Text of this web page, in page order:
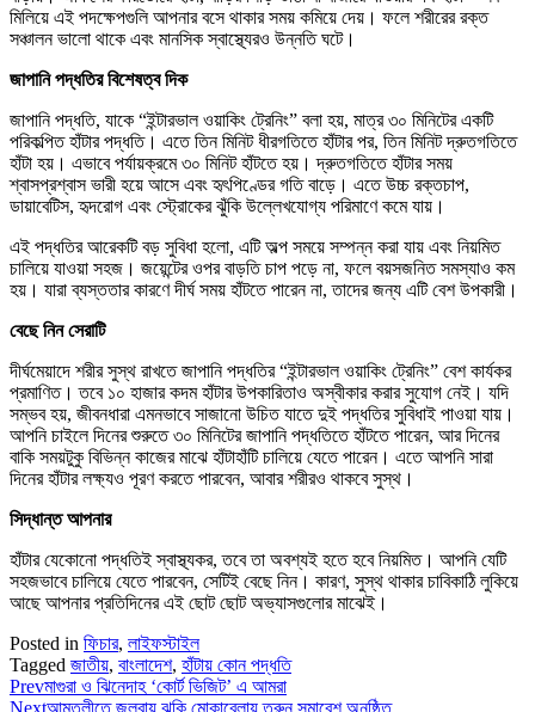
মিলিয়ে এই পদক্ষেপগুলি আপনার বসে থাকার সময় কমিয়ে দেয়। ফলে শরীরের রক্ত
সঞ্চালন ভালো থাকে এবং মানসিক স্বাস্থ্যেরও উন্নতি ঘটে।
জাপানি পদ্ধতির বিশেষত্ব দিক
জাপানি পদ্ধতি, যাকে “ইন্টারভাল ওয়াকিং ট্রেনিং” বলা হয়, মাত্র ৩০ মিনিটের একটি
পরিকল্পিত হাঁটার পদ্ধতি। এতে তিন মিনিট ধীরগতিতে হাঁটার পর, তিন মিনিট দ্রুতগতিতে
হাঁটা হয়। এভাবে পর্যায়ক্রমে ৩০ মিনিট হাঁটতে হয়। দ্রুতগতিতে হাঁটার সময়
শ্বাসপ্রশ্বাস ভারী হয়ে আসে এবং হৃৎপিণ্ডের গতি বাড়ে। এতে উচ্চ রক্তচাপ,
ডায়াবেটিস, হৃদরোগ এবং স্ট্রোকের ঝুঁকি উল্লেখযোগ্য পরিমাণে কমে যায়।
এই পদ্ধতির আরেকটি বড় সুবিধা হলো, এটি অল্প সময়ে সম্পন্ন করা যায় এবং নিয়মিত
চালিয়ে যাওয়া সহজ। জয়েন্টের ওপর বাড়তি চাপ পড়ে না, ফলে বয়সজনিত সমস্যাও কম
হয়। যারা ব্যস্ততার কারণে দীর্ঘ সময় হাঁটতে পারেন না, তাদের জন্য এটি বেশ উপকারী।
বেছে নিন সেরাটি
দীর্ঘমেয়াদে শরীর সুস্থ রাখতে জাপানি পদ্ধতির “ইন্টারভাল ওয়াকিং ট্রেনিং” বেশ কার্যকর
প্রমাণিত। তবে ১০ হাজার কদম হাঁটার উপকারিতাও অস্বীকার করার সুযোগ নেই। যদি
সম্ভব হয়, জীবনধারা এমনভাবে সাজানো উচিত যাতে দুই পদ্ধতির সুবিধাই পাওয়া যায়।
আপনি চাইলে দিনের শুরুতে ৩০ মিনিটের জাপানি পদ্ধতিতে হাঁটতে পারেন, আর দিনের
বাকি সময়টুকু বিভিন্ন কাজের মাঝে হাঁটাহাঁটি চালিয়ে যেতে পারেন। এতে আপনি সারা
দিনের হাঁটার লক্ষ্যও পূরণ করতে পারবেন, আবার শরীরও থাকবে সুস্থ।
সিদ্ধান্ত আপনার
হাঁটার যেকোনো পদ্ধতিই স্বাস্থ্যকর, তবে তা অবশ্যই হতে হবে নিয়মিত। আপনি যেটি
সহজভাবে চালিয়ে যেতে পারবেন, সেটিই বেছে নিন। কারণ, সুস্থ থাকার চাবিকাঠি লুকিয়ে
আছে আপনার প্রতিদিনের এই ছোট ছোট অভ্যাসগুলোর মাঝেই।
Posted in ফিচার, লাইফস্টাইল
Tagged জাতীয়, বাংলাদেশ, হাঁটায় কোন পদ্ধতি
Prevমাগুরা ও ঝিনেদাহ ‘কোর্ট ভিজিট’ এ আমরা
Nextআমতলীতে জলবায়ু ঝুকি মোকাবেলায় তরুন সমাবেশ অনুষ্ঠিত